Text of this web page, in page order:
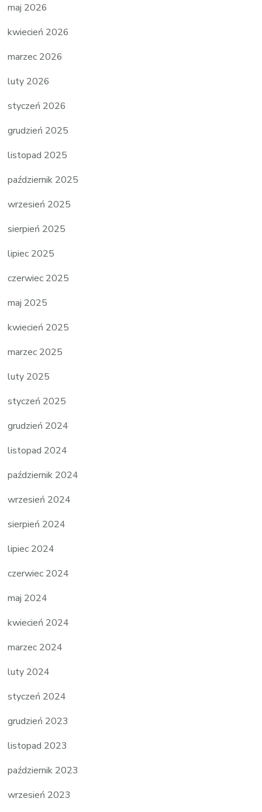
maj 2026
kwiecień 2026
marzec 2026
luty 2026
styczeń 2026
grudzień 2025
listopad 2025
październik 2025
wrzesień 2025
sierpień 2025
lipiec 2025
czerwiec 2025
maj 2025
kwiecień 2025
marzec 2025
luty 2025
styczeń 2025
grudzień 2024
listopad 2024
październik 2024
wrzesień 2024
sierpień 2024
lipiec 2024
czerwiec 2024
maj 2024
kwiecień 2024
marzec 2024
luty 2024
styczeń 2024
grudzień 2023
listopad 2023
październik 2023
wrzesień 2023